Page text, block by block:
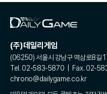
(주)데일리게임
(06250) 서울시 강남구 역삼로8길
Tel. 02-583-5870 | Fax. 02-
chrono@dailygame.co.kr